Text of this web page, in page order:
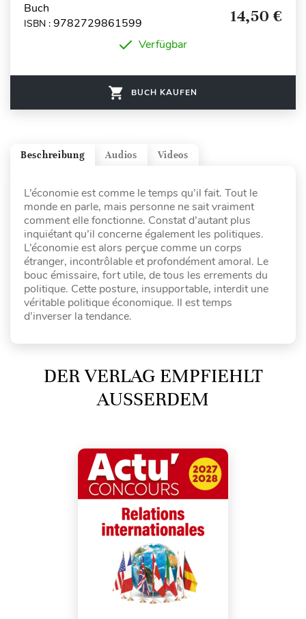
Buch
ISBN : 9782729861599 14,50 €
Verfügbar
BUCH KAUFEN
Videos
Audios
Beschreibung
L’économie est comme le temps qu’il fait. Tout le
monde en parle, mais personne ne sait vraiment
comment elle fonctionne. Constat d’autant plus
inquiétant qu’il concerne également les politiques.
L’économie est alors perçue comme un corps
étranger, incontrôlable et profondément amoral. Le
bouc émissaire, fort utile, de tous les errements du
politique. Cette posture, insupportable, interdit une
véritable politique économique. Il est temps
d’inverser la tendance.
DER VERLAG EMPFIEHLT
AUSSERDEM